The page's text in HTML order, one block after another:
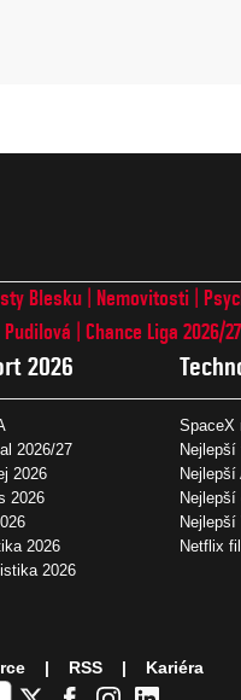
Blesku Nemovitosti
Pudilová Chance Liga 2026/27
2026
2026/27
2026
2026
2026
2026
SpaceX
Nejlepší
Netflix
RSS Kariéra